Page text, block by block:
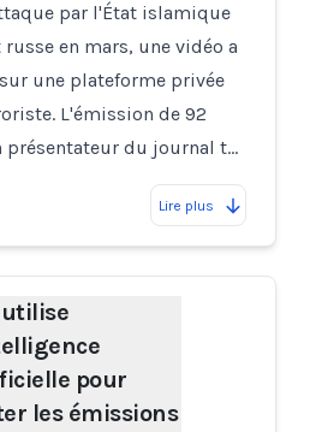
par l'État islamique
en mars, une vidéo a
une plateforme privée
L'émission de 92
présentateur du journal t…
Lire plus
utilise
pour
les émissions